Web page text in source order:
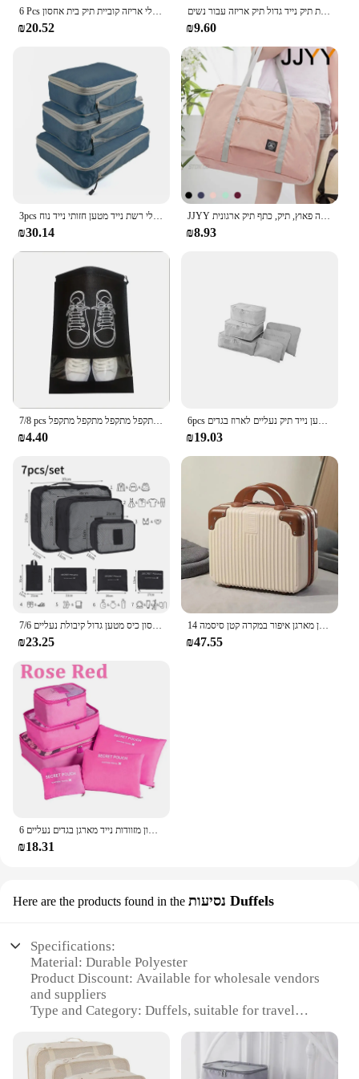
6 Pcs נסיעות ארגונית אחסון שקיות סט עבור בגדי ארון מסודר מזוודה פאוץ מקרה נעלי אריזה קוביית תיק בית אחסון
₪20.52
מטען נסיעות מתקפל מטען מארגן שקיות אחסון עמיד למים מזוודות תיק נייד גדול תיק אריזה עבור נשים
₪9.60
3pcs אריזה דחוס קוביות נסיעות אחסון מארגן מטען ויזואלי רשת נייד מטען חזותי נייד נוח
₪30.14
JJYY מתקפל אחסון מטען שקיות-נסיעות מזוודה פאוץ, תיק, כתף תיק ארגונית
₪8.93
₪4.40 ₪19.03
₪23.25
14 אינץ מיני נסיעות מזוודה קוסמטיים תיבת יד מטען מארגן איפור במקרה קטן סיסמה
₪47.55
₪18.31
Here are the products found in the נסיעות Duffels
Specifications:
Material: Durable Polyester
Product Discount: Available for wholesale vendors
and suppliers
Type and Category: Duffels, suitable for travel
multiple compartments
Usage and Purpose: Ideal for business trips,
vacations, and weekend getaways